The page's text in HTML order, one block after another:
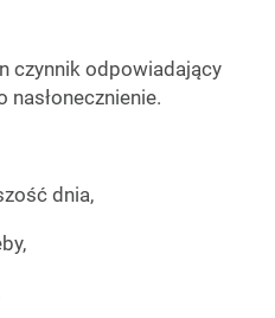
czynnik odpowiadający
nasłonecznienie.
dnia,